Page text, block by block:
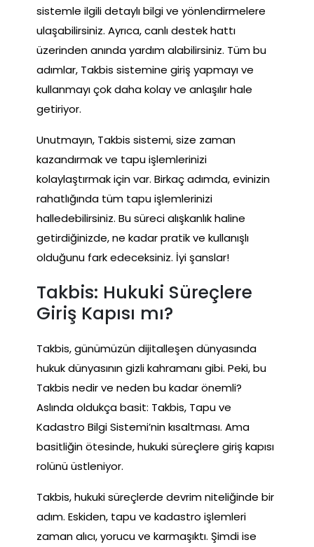
sistemle ilgili detaylı bilgi ve yönlendirmelere
ulaşabilirsiniz. Ayrıca, canlı destek hattı
üzerinden anında yardım alabilirsiniz. Tüm bu
adımlar, Takbis sistemine giriş yapmayı ve
kullanmayı çok daha kolay ve anlaşılır hale
getiriyor.
Unutmayın, Takbis sistemi, size zaman
kazandırmak ve tapu işlemlerinizi
kolaylaştırmak için var. Birkaç adımda, evinizin
rahatlığında tüm tapu işlemlerinizi
halledebilirsiniz. Bu süreci alışkanlık haline
getirdiğinizde, ne kadar pratik ve kullanışlı
olduğunu fark edeceksiniz. İyi şanslar!
Takbis: Hukuki Süreçlere
Giriş Kapısı mı?
Takbis, günümüzün dijitalleşen dünyasında
hukuk dünyasının gizli kahramanı gibi. Peki, bu
Takbis nedir ve neden bu kadar önemli?
Aslında oldukça basit: Takbis, Tapu ve
Kadastro Bilgi Sistemi’nin kısaltması. Ama
basitliğin ötesinde, hukuki süreçlere giriş kapısı
rolünü üstleniyor.
Takbis, hukuki süreçlerde devrim niteliğinde bir
adım. Eskiden, tapu ve kadastro işlemleri
zaman alıcı, yorucu ve karmaşıktı. Şimdi ise